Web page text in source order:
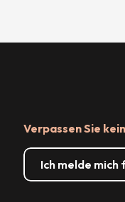
Verpassen Sie
Ich melde